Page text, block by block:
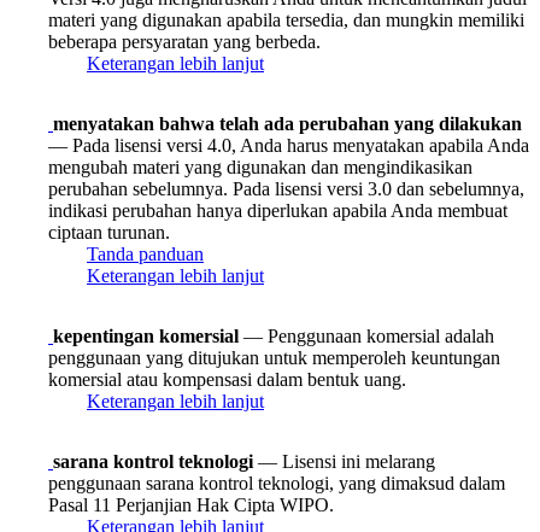
materi yang digunakan apabila tersedia, dan mungkin memiliki
beberapa persyaratan yang berbeda.
Keterangan lebih lanjut
menyatakan bahwa telah ada perubahan yang dilakukan
— Pada lisensi versi 4.0, Anda harus menyatakan apabila Anda
mengubah materi yang digunakan dan mengindikasikan
perubahan sebelumnya. Pada lisensi versi 3.0 dan sebelumnya,
indikasi perubahan hanya diperlukan apabila Anda membuat
ciptaan turunan.
Tanda panduan
Keterangan lebih lanjut
kepentingan komersial — Penggunaan komersial adalah
penggunaan yang ditujukan untuk memperoleh keuntungan
komersial atau kompensasi dalam bentuk uang.
Keterangan lebih lanjut
sarana kontrol teknologi — Lisensi ini melarang
penggunaan sarana kontrol teknologi, yang dimaksud dalam
Pasal 11 Perjanjian Hak Cipta WIPO.
Keterangan lebih lanjut